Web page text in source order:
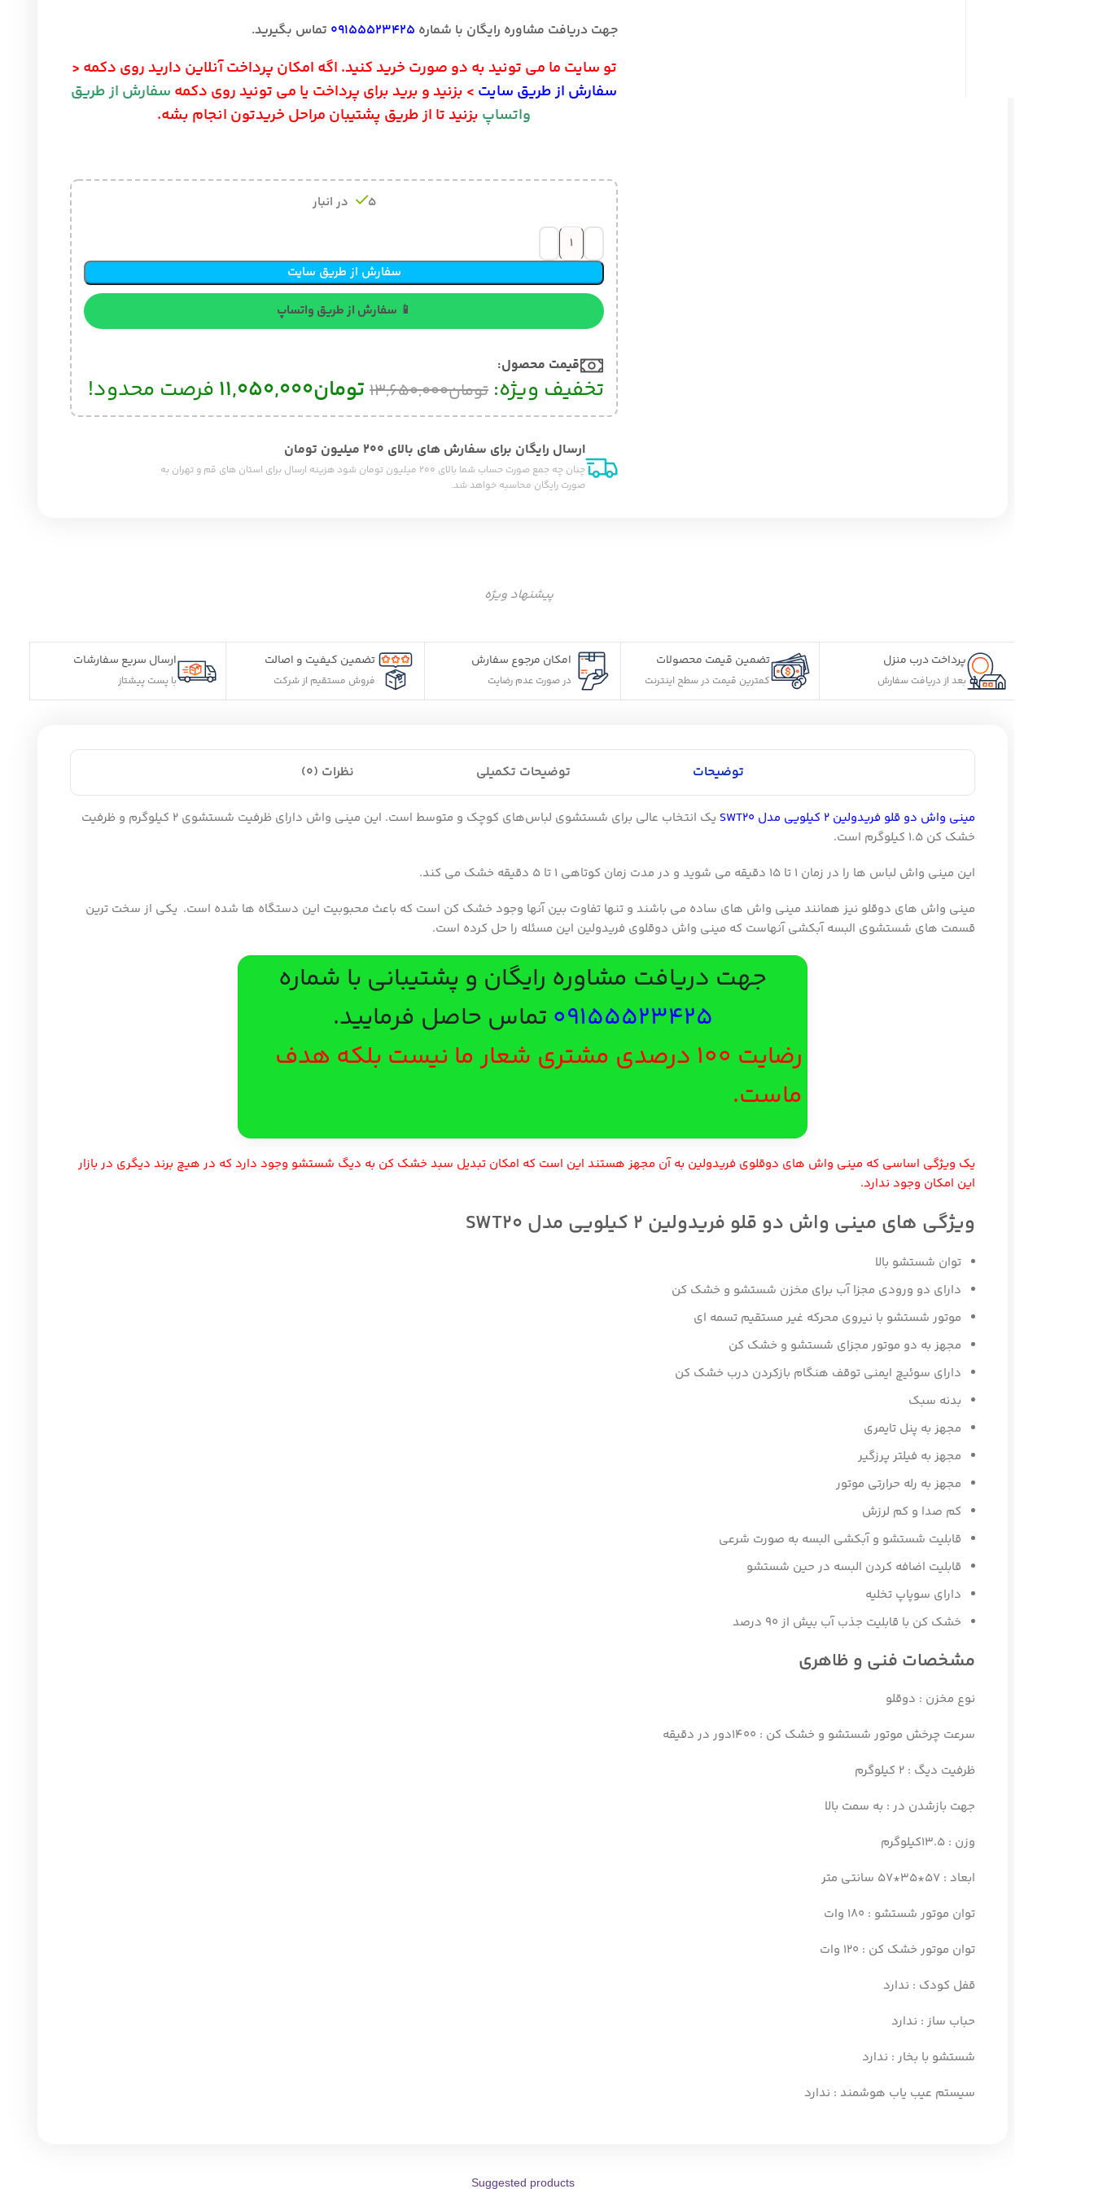
جهت دریافت مشاوره رایگان با شماره09155523425تماس بگیرید.
تو سایت ما می تونید به دو صورت خرید کنید. اگه امکان پرداخت آنلاین دارید روی دکمه <
سفارش از طریق سایت> بزنید و برید برای پرداخت یا می تونید روی دکمهسفارش از طریق
بزنید تا از طریق پشتیبان مراحل خریدتون انجام بشه.
سفارش از طریق سایت
📱 سفارش از طریق واتساپ
قیمت محصول:​
تخفیف ویژه:تومان13,650,000تومان11,050,000فرصت محدود!
ارسال رایگان برای سفارش های بالای 200 میلیون تومان
چنان چه جمع صورت حساب شما بالای 200 میلیون تومان شود هزینه ارسال برای استان های قم و تهران به
صورت رایگان محاسبه خواهد شد.
پرداخت درب منزل
بعد از دریافت سفارش
تضمین قیمت محصولات
کمترین قیمت در سطح اینترنت
امکان مرجوع سفارش
در صورت عدم رضایت
تضمین کیفیت و اصالت
فروش مستقیم از شرکت
ارسال سریع سفارشات
با پست پیشتاز
توضیحات تکمیلی
مینی واش دو قلو فریدولین 2 کیلویی مدل SWT20
یک انتخاب عالی برای شستشوی لباس‌های کوچک و متوسط است. این مینی واش دارای ظرفیت شستشوی 2 کیلوگرم و ظرفیت
این مینی واش لباس ها را در زمان 1 تا 15 دقیقه می شوید و در مدت زمان کوتاهی 1 تا 5 دقیقه خشک می کند.
مینی واش های دوقلو نیز همانند مینی واش های ساده می باشند و تنها تفاوت بین آنها وجود خشک کن است که باعث محبوبیت این دستگاه ها شده است. یکی از سخت ترین
قسمت های شستشوی البسه آبکشی آنهاست که مینی واش دوقلوی فریدولین این مسئله را حل کرده است.
جهت دریافت مشاوره رایگان و پشتیبانی با شماره
09155523425تماس حاصل فرمایید.
رضایت 100 درصدی مشتری شعار ما نیست بلکه هدف
یک ویژگی اساسی که مینی واش های دوقلوی فریدولین به آن مجهز هستند این است که امکان تبدیل سبد خشک کن به دیگ شستشو وجود دارد که در هیچ برند دیگری در بازار
این امکان وجود ندارد.
ویژگی های مینی واش دو قلو فریدولین 2 کیلویی مدل SWT20
توان شستشو بالا
دارای دو ورودی مجزا آب برای مخزن شستشو و خشک کن
موتور شستشو با نیروی محرکه غیر مستقیم تسمه ای
مجهز به دو موتور مجزای شستشو و خشک کن
دارای سوئیچ ایمنی توقف هنگام بازکردن درب خشک کن
مجهز به پنل تایمری
مجهز به فیلتر پرزگیر
مجهز به رله حرارتی موتور
کم صدا و کم لرزش
قابلیت شستشو و آبکشی البسه به صورت شرعی
قابلیت اضافه کردن البسه در حین شستشو
دارای سوپاپ تخلیه
خشک کن با قابلیت جذب آب بیش از 90 درصد
مشخصات فنی و ظاهری
دوقلو
سرعت چرخش موتور شستشو و خشک کن :1400دور در دقیقه
جهت بازشدن در :به سمت بالا
کیلوگرم
توان موتور شستشو : 180 وات
توان موتور خشک کن : 120 وات
ندارد
ندارد
شستشو با بخار :ندارد
سیستم عیب یاب هوشمند : ندارد
Suggested products